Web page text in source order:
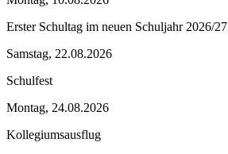
Erster Schultag im neuen Schuljahr 2026/27
Samstag, 22.08.2026
Schulfest
Montag, 24.08.2026
Kollegiumsausflug